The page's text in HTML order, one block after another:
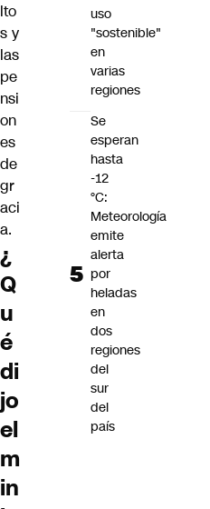
lto
s y
las
pe
nsi
on
es
de
gr
aci
a.
¿
Q
u
é
di
jo
el
m
in
uso
"sostenible"
en
varias
regiones
Se
esperan
hasta
-12
°C:
Meteorología
emite
alerta
por
heladas
en
dos
regiones
del
sur
del
país